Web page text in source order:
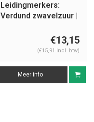
Leidingmerkers:
Verdund zwavelzuur |
€13,15
(€15,91 Incl. btw)
Meer info